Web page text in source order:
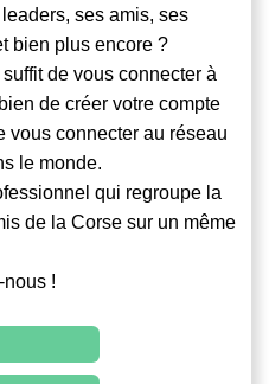
ses amis, ses
bien plus encore ?
de vous connecter à
de créer votre compte
vous connecter au réseau
le monde.
qui regroupe la
de la Corse sur un même
!